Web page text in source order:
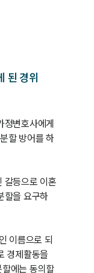
된 경위
변호사에게
할 방어를 하
갈등으로 이혼
할을 요구하
이름으로 되
경제활동을
에는 동의할